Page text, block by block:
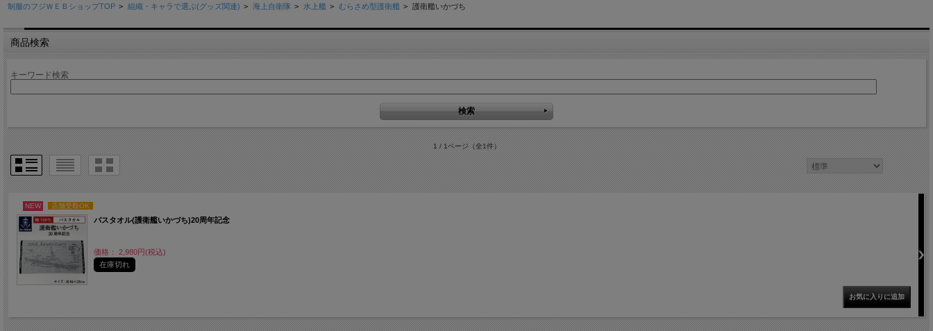
制服のフジＷＥＢショップTOP > 組織・キャラで選ぶ(グッズ関連) > 海上自衛隊 > 水上艦 > むらさめ型護衛艦 > 護衛艦いかづち
商品検索
キーワード検索
1 / 1ページ（全1件）
NEW 店舗受取OK
バスタオル(護衛艦いかづち)20周年記念
価格： 2,980円(税込)
在庫切れ